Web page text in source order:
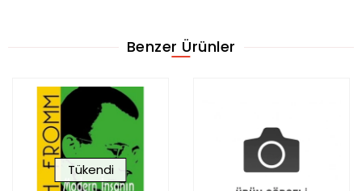
Benzer Ürünler
Tükendi